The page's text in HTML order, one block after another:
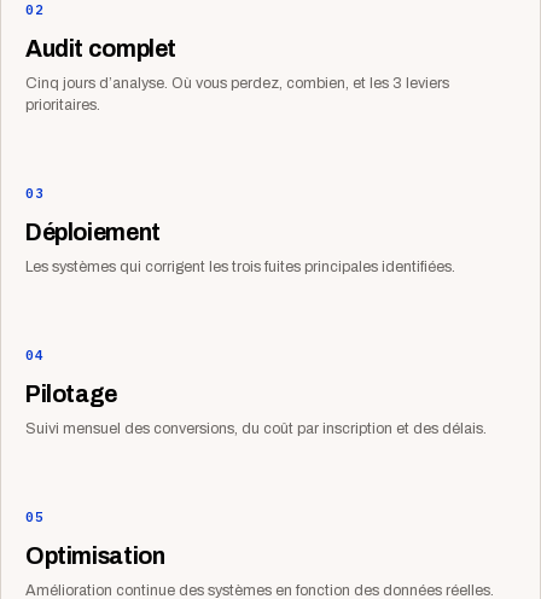
02
Audit complet
Cinq jours d’analyse. Où vous perdez, combien, et les 3 leviers
prioritaires.
03
Déploiement
Les systèmes qui corrigent les trois fuites principales identifiées.
04
Pilotage
Suivi mensuel des conversions, du coût par inscription et des délais.
05
Optimisation
Amélioration continue des systèmes en fonction des données réelles.